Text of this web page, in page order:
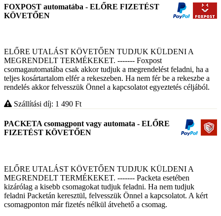
FOXPOST automatába - ELŐRE FIZETÉST
KÖVETŐEN
ELŐRE UTALÁST KÖVETŐEN TUDJUK KÜLDENI A
MEGRENDELT TERMÉKEKET. ------- Foxpost
csomagautomatába csak akkor tudjuk a megrendelést feladni, ha a
teljes kosártartalom elfér a rekeszeben. Ha nem fér be a rekeszbe a
rendelés akkor felvesszük Önnel a kapcsolatot egyeztetés céljából.
Szállítási díj: 1 490 Ft
PACKETA csomagpont vagy automata - ELŐRE
FIZETÉST KÖVETŐEN
ELŐRE UTALÁST KÖVETŐEN TUDJUK KÜLDENI A
MEGRENDELT TERMÉKEKET. ------- Packeta esetében
kizárólag a kisebb csomagokat tudjuk feladni. Ha nem tudjuk
feladni Packetán keresztül, felvesszük Önnel a kapcsolatot. A kért
csomagponton már fizetés nélkül átvehető a csomag.